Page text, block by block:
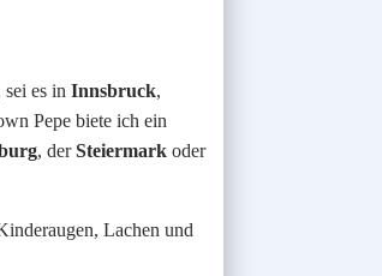
es in Innsbruck,
Pepe biete ich ein
, derSteiermark oder
Lachen und